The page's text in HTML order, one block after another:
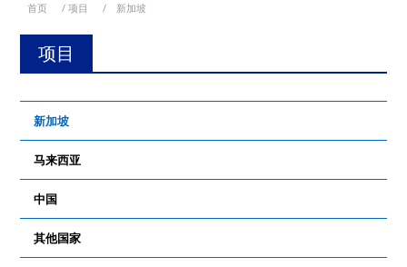
首页 /项目 / 新加坡
项目
新加坡
马来西亚
中国
其他国家